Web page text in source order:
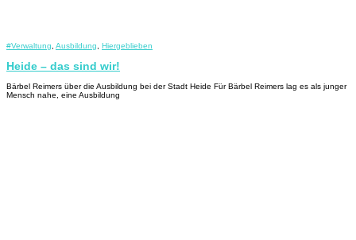
#Verwaltung, Ausbildung, Hiergeblieben
Heide – das sind wir!
Bärbel Reimers über die Ausbildung bei der Stadt Heide Für Bärbel Reimers lag es als junger
Mensch nahe, eine Ausbildung